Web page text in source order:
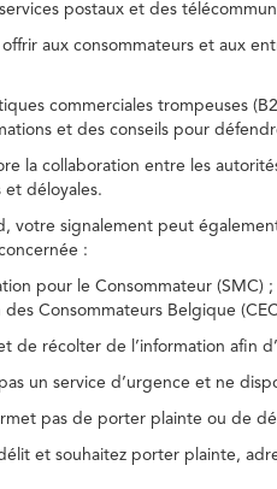
postaux et des
aux consommateurs et aux
commerciales trompeuses
et des conseils pour
la collaboration entre les
et déloyales.
votre signalement peut
:
pour le Consommateur (SMC) ;
des Consommateurs Belgique
de récolter de l’information afin
un service d’urgence et ne
pas de porter plainte ou de
et souhaitez porter plainte,